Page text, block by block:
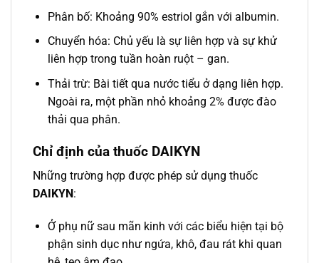
Phân bố: Khoảng 90% estriol gắn với albumin.
Chuyển hóa: Chủ yếu là sự liên hợp và sự khử
liên hợp trong tuần hoàn ruột – gan.
Thải trừ: Bài tiết qua nước tiểu ở dạng liên hợp.
Ngoài ra, một phần nhỏ khoảng 2% được đào
thải qua phân.
Chỉ định của thuốc DAIKYN
Những trường hợp được phép sử dụng thuốc
DAIKYN :
Ở phụ nữ sau mãn kinh với các biểu hiện tại bộ
phận sinh dục như ngứa, khô, đau rát khi quan